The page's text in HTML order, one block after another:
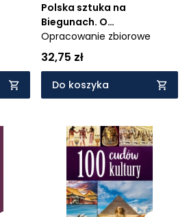
Polska sztuka na
Biegunach. O
kulturotwórczej roli
obszarów polarnych
Opracowanie zbiorowe
32,75 zł
Do koszyka